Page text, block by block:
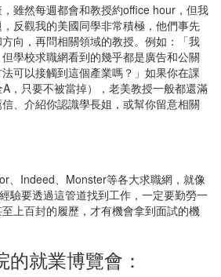
雖然每週都會和教授約office hour，但我
反觀我的美國同學非常積極，他們事先
向，再問相關領域的教授。例如：「我
學校求職網看到的幾乎都是廣告和公關
可以接觸到這個產業嗎？」如果你在課
，只要不被當掉），老美教授一般都還滿
、介紹你認識學長姐，或幫你留意相關
、Indeed、Monster等各大求職網，就像
驗要透過這管道找到工作，一定要勤勞一
上百封的履歷，才有機會拿到面試的機
就業博覽會：